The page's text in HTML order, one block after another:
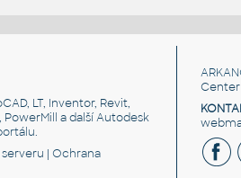
LT, Inventor, Revit,
PowerMill a další Autodesk
.
|Ochrana